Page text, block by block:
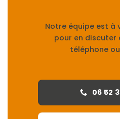
Notre équipe est à
pour en discuter
téléphone
06 52